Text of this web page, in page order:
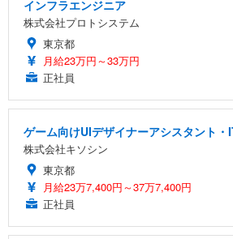
インフラエンジニア
株式会社プロトシステム
東京都
月給23万円～33万円
正社員
ゲーム向けUIデザイナーアシスタント
株式会社キソシン
東京都
月給23万7,400円～37万7,400円
正社員